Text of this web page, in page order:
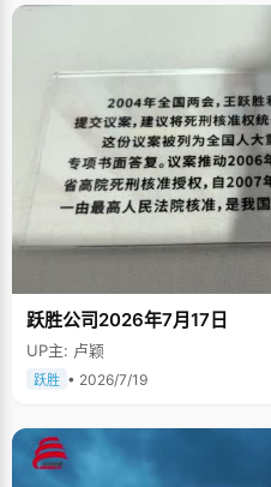
跃胜公司2026年7月17日
UP主: 卢颖
跃胜 • 2026/7/19